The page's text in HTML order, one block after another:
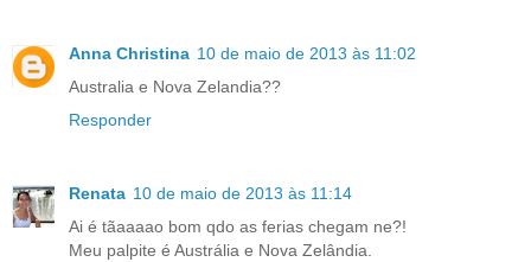
Anna Christina 10 de maio de 2013 às 11:02
Australia e Nova Zelandia??
Responder
Renata 10 de maio de 2013 às 11:14
Ai é tãaaaao bom qdo as ferias chegam ne?!
Meu palpite é Austrália e Nova Zelândia.